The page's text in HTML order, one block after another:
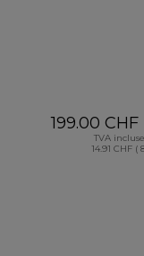
199.00 CHF
TVA
14.91 CHF (